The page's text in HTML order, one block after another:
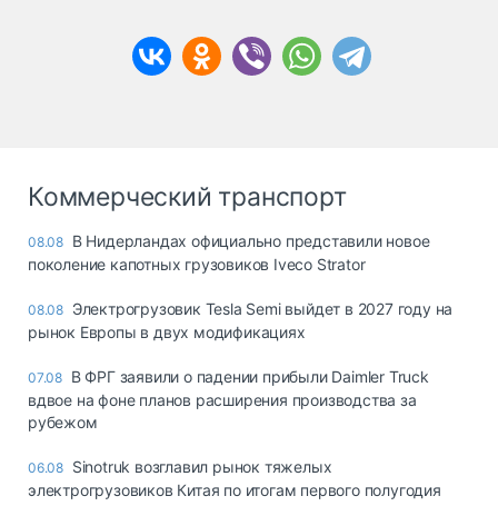
Коммерческий транспорт
08.08 В Нидерландах официально представили новое
поколение капотных грузовиков Iveco Strator
08.08 Электрогрузовик Tesla Semi выйдет в 2027 году на
рынок Европы в двух модификациях
07.08 В ФРГ заявили о падении прибыли Daimler Truck
вдвое на фоне планов расширения производства за
рубежом
06.08 Sinotruk возглавил рынок тяжелых
электрогрузовиков Китая по итогам первого полугодия